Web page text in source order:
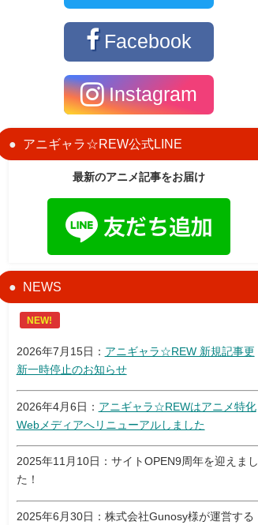
Facebook
Instagram
アニギャラ☆REW公式LINE
最新のアニメ記事をお届け
NEWS
NEW!
2026年7月15日： アニギャラ☆REW 新規記事更
新一時停止のお知らせ
2026年4月6日： アニギャラ☆REWはアニメ特化
Webメディアへリニューアルしました
2025年11月10日：サイトOPEN9周年を迎えまし
た！
2025年6月30日：株式会社Gunosy様が運営する